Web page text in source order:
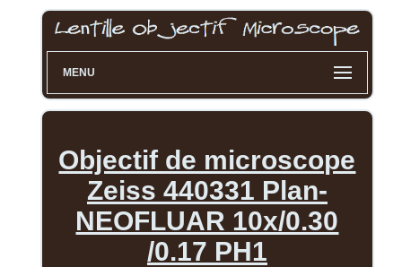
MENU
Objectif de microscope
Zeiss 440331 Plan-
NEOFLUAR 10x/0.30
/0.17 PH1